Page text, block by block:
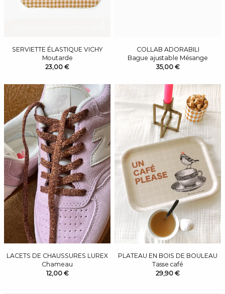
SERVIETTE ÉLASTIQUE VICHY
Moutarde
23,00 €
COLLAB ADORABILI
Bague ajustable Mésange
35,00 €
LACETS DE CHAUSSURES LUREX
Chameau
12,00 €
PLATEAU EN BOIS DE BOULEAU
Tasse café
29,90 €